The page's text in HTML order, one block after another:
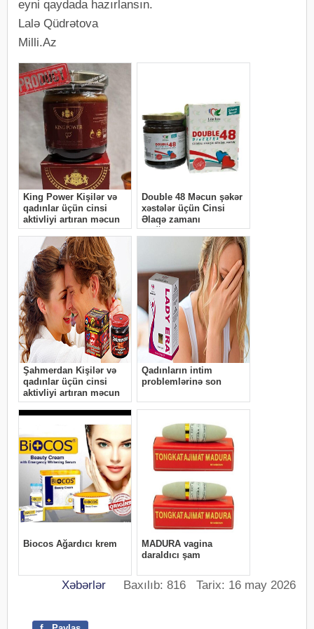
eyni qaydada hazırlansın.
Lalə Qüdrətova
Milli.Az
Xəbərlər Baxılıb: 816 Tarix: 16 may 2026